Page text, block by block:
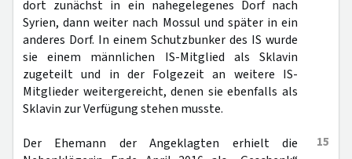
dort zunächst in ein nahegelegenes Dorf nach
Syrien, dann weiter nach Mossul und später in ein
anderes Dorf. In einem Schutzbunker des IS wurde
sie einem männlichen IS-Mitglied als Sklavin
zugeteilt und in der Folgezeit an weitere IS-
Mitglieder weitergereicht, denen sie ebenfalls als
Sklavin zur Verfügung stehen musste.
15
Der Ehemann der Angeklagten erhielt die